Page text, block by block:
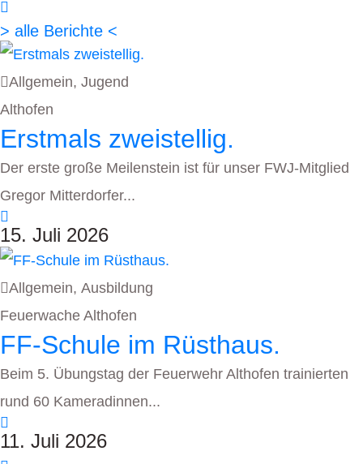
> alle Berichte <
Allgemein, Jugend
Althofen
Erstmals zweistellig.
Der erste große Meilenstein ist für unser FWJ-Mitglied
Gregor Mitterdorfer...
15. Juli 2026
Allgemein, Ausbildung
Feuerwache Althofen
FF-Schule im Rüsthaus.
Beim 5. Übungstag der Feuerwehr Althofen trainierten
rund 60 Kameradinnen...
11. Juli 2026